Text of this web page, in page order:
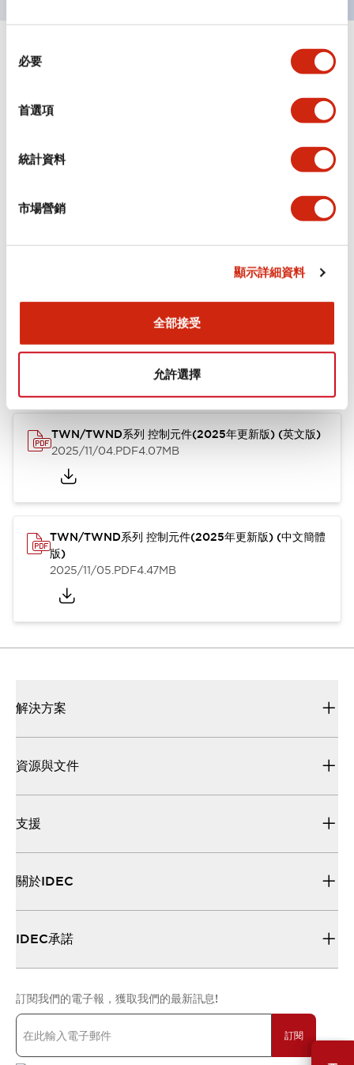
必要
首選項
統計資料
市場營銷
顯示詳細資料
全部接受
允許選擇
規格 顯示全部 +
認證與標準
TWN/TWND系列 控制元件(2025年更新版) (英文版)
2025/11/04.PDF4.07MB
TWN/TWND系列 控制元件(2025年更新版) (中文簡體
版)
2025/11/05.PDF4.47MB
解決方案
資源與文件
支援
關於IDEC
IDEC承諾
訂閱我們的電子報，獲取我們的最新訊息!
訂閱